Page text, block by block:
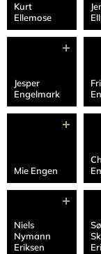
Kurt
Ellemose
Jesper
Engelmark
Mie Engen
Niels
Nymann
Eriksen